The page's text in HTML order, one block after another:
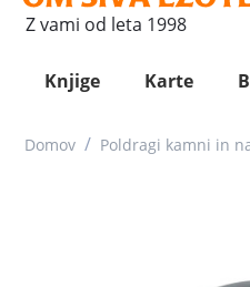
Z vami od leta 1998
Knjige Karte
Domov / Poldragi kamni in